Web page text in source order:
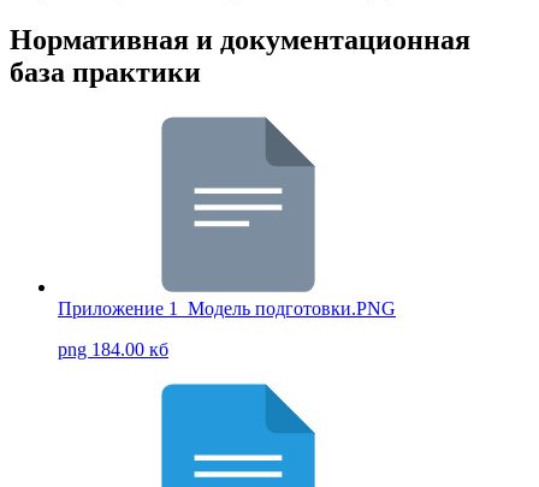
Нормативная и документационная
база практики
Приложение 1_Модель подготовки.PNG
png 184.00 кб